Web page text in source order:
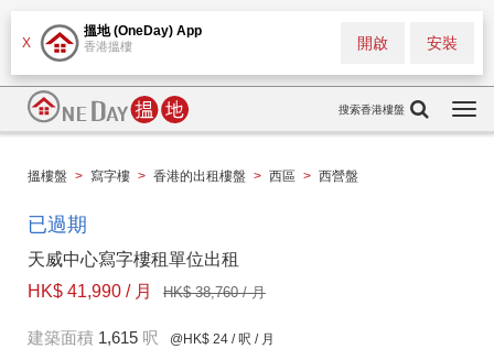
X
搵地 (OneDay) App
香港搵樓 安裝
開啟
搜索香港樓盤
搵樓盤 > 寫字樓 > 香港的出租樓盤 > 西區 > 西營盤
已過期
天威中心寫字樓租單位出租
HK$ 41,990 / 月
HK$ 38,760 / 月
建築面積 1,615 呎 @HK$ 24 / 呎 / 月